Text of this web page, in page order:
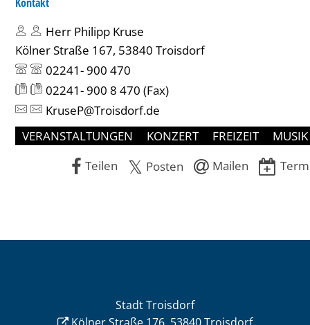
Herr Philipp Kruse
Kölner Straße 167, 53840 Troisdorf
02241- 900 470
02241- 900 8 470 (Fax)
KruseP@Troisdorf.de
VERANSTALTUNGEN
KONZERT FREIZEIT
MUSIK
Teilen
Posten Mailen
Stadt Troisdorf